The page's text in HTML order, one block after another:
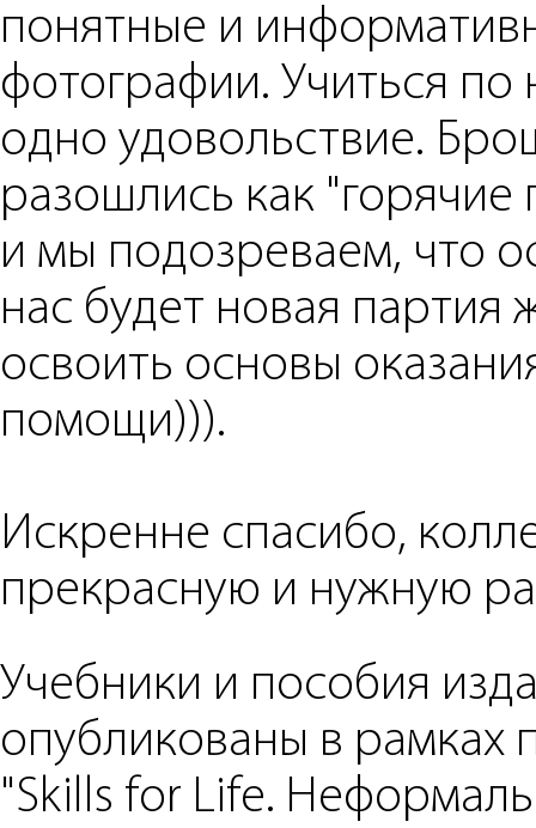
понятные и
фотографии. Учиться
одно удовольствие.
разошлись как "горячие
и мы подозреваем, что
нас будет новая партия
освоить основы
помощи))).
Искренне спасибо,
прекрасную и нужную
Учебники и пособия
опубликованы в рамках
"Skills for Life.